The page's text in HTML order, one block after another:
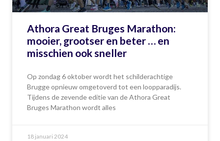
Athora Great Bruges Marathon:
mooier, grootser en beter … en
misschien ook sneller
Op zondag 6 oktober wordt het schilderachtige
Brugge opnieuw omgetoverd tot een loopparadijs.
Tijdens de zevende editie van de Athora Great
Bruges Marathon wordt alles
18 januari 2024